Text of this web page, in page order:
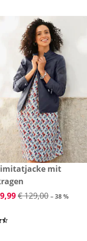
€ 149,00
€ 149,00
Preis € 79,99,
mit
Preis € 79,99,
€ 129,00 – 38 %